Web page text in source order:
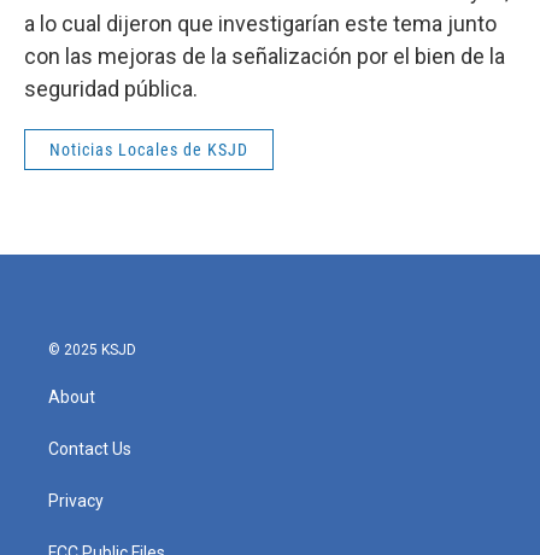
a lo cual dijeron que investigarían este tema junto
con las mejoras de la señalización por el bien de la
seguridad pública.
Noticias Locales de KSJD
© 2025 KSJD
About
Contact Us
Privacy